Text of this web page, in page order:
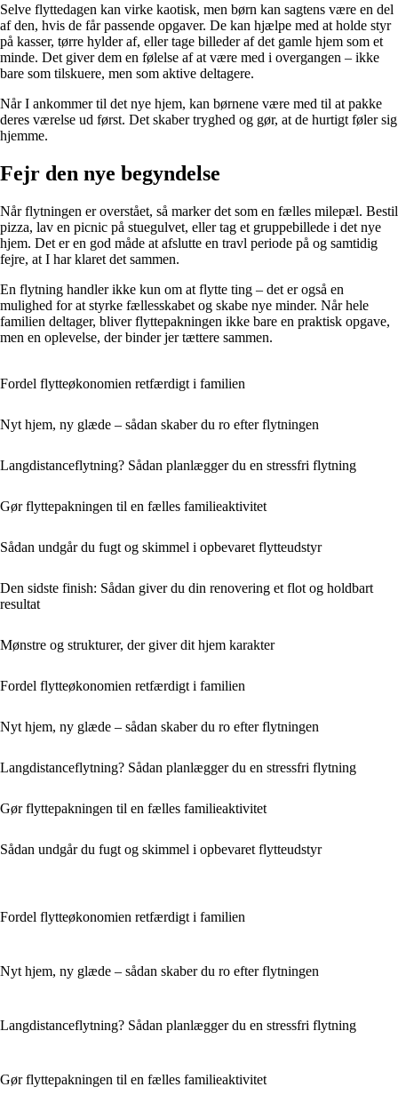
Selve flyttedagen kan virke kaotisk, men børn kan sagtens være en del
af den, hvis de får passende opgaver. De kan hjælpe med at holde styr
på kasser, tørre hylder af, eller tage billeder af det gamle hjem som et
minde. Det giver dem en følelse af at være med i overgangen – ikke
bare som tilskuere, men som aktive deltagere.
Når I ankommer til det nye hjem, kan børnene være med til at pakke
deres værelse ud først. Det skaber tryghed og gør, at de hurtigt føler sig
hjemme.
Fejr den nye begyndelse
Når flytningen er overstået, så marker det som en fælles milepæl. Bestil
pizza, lav en picnic på stuegulvet, eller tag et gruppebillede i det nye
hjem. Det er en god måde at afslutte en travl periode på og samtidig
fejre, at I har klaret det sammen.
En flytning handler ikke kun om at flytte ting – det er også en
mulighed for at styrke fællesskabet og skabe nye minder. Når hele
familien deltager, bliver flyttepakningen ikke bare en praktisk opgave,
men en oplevelse, der binder jer tættere sammen.
Fordel flytteøkonomien retfærdigt i familien
Nyt hjem, ny glæde – sådan skaber du ro efter flytningen
Langdistanceflytning? Sådan planlægger du en stressfri flytning
Gør flyttepakningen til en fælles familieaktivitet
Sådan undgår du fugt og skimmel i opbevaret flytteudstyr
Den sidste finish: Sådan giver du din renovering et flot og holdbart
resultat
Mønstre og strukturer, der giver dit hjem karakter
Fordel flytteøkonomien retfærdigt i familien
Nyt hjem, ny glæde – sådan skaber du ro efter flytningen
Langdistanceflytning? Sådan planlægger du en stressfri flytning
Gør flyttepakningen til en fælles familieaktivitet
Sådan undgår du fugt og skimmel i opbevaret flytteudstyr
Fordel flytteøkonomien retfærdigt i familien
Nyt hjem, ny glæde – sådan skaber du ro efter flytningen
Langdistanceflytning? Sådan planlægger du en stressfri flytning
Gør flyttepakningen til en fælles familieaktivitet